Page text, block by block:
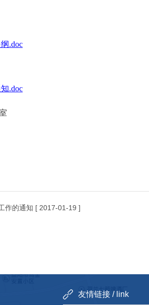
.doc
.doc
作的通知 [ 2017-01-19 ]
友情链接 / link